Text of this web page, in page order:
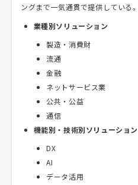
ングまで一気通貫で提供している。
業種別ソリューション
製造・消費財
流通
金融
ネットサービス業
公共・公益
通信
機能別・技術別ソリューション
DX
AI
データ活用